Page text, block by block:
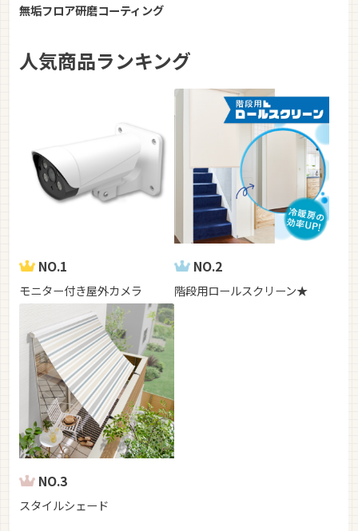
無垢フロア研磨コーティング
人気商品ランキング
NO.1
モニター付き屋外カメラ
NO.2
階段用ロールスクリーン★
NO.3
スタイルシェード